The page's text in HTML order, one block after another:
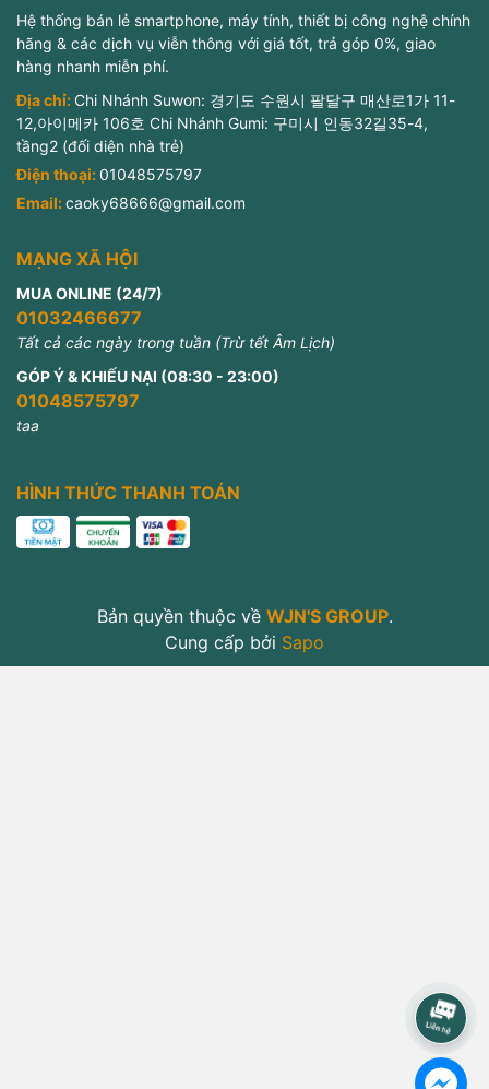
Hệ thống bán lẻ smartphone, máy tính, thiết bị công nghệ chính
hãng & các dịch vụ viễn thông với giá tốt, trả góp 0%, giao
hàng nhanh miễn phí.
Địa chỉ: Chi Nhánh Suwon: 경기도 수원시 팔달구 매산로1가 11-
12,아이메카 106호 Chi Nhánh Gumi: 구미시 인동32길35-4,
tầng2 (đối diện nhà trẻ)
Điện thoại:01048575797
Email:caoky68666@gmail.com
MẠNG XÃ HỘI
MUA ONLINE (24/7)
01032466677
Tất cả các ngày trong tuần (Trừ tết Âm Lịch)
GÓP Ý & KHIẾU NẠI (08:30 - 23:00)
01048575797
taa
HÌNH THỨC THANH TOÁN
Bản quyền thuộc về WJN'S GROUP.
Cung cấp bởi Sapo